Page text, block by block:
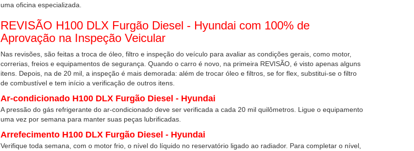
uma oficina especializada.
REVISÃO H100 DLX Furgão Diesel - Hyundai com 100% de
Aprovação na Inspeção Veicular
Nas revisões, são feitas a troca de óleo, filtro e inspeção do veículo para avaliar as condições gerais, como motor,
correrias, freios e equipamentos de segurança. Quando o carro é novo, na primeira REVISÃO, é visto apenas alguns
itens. Depois, na de 20 mil, a inspeção é mais demorada: além de trocar óleo e filtros, se for flex, substitui-se o filtro
de combustível e tem início a verificação de outros itens.
Ar-condicionado H100 DLX Furgão Diesel - Hyundai
A pressão do gás refrigerante do ar-condicionado deve ser verificada a cada 20 mil quilômetros. Ligue o equipamento
uma vez por semana para manter suas peças lubrificadas.
Arrefecimento H100 DLX Furgão Diesel - Hyundai
Verifique toda semana, com o motor frio, o nível do líquido no reservatório ligado ao radiador. Para completar o nível,